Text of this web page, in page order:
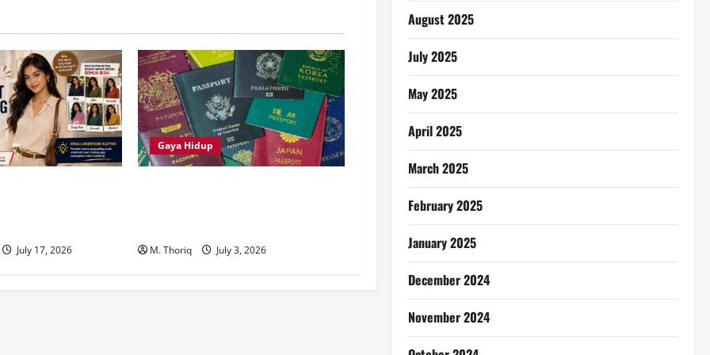
July 17, 2026
Gaya Hidup
M. Thoriq July 3, 2026
August 2025
July 2025
May 2025
April 2025
March 2025
February 2025
January 2025
December 2024
November 2024